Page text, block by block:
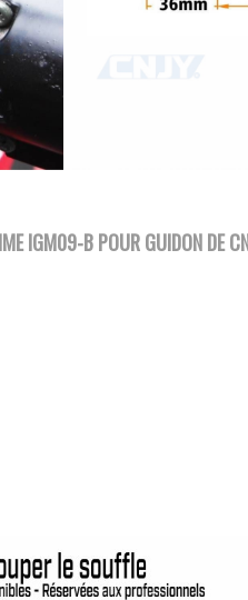
IGM09-B POUR GUIDON DE